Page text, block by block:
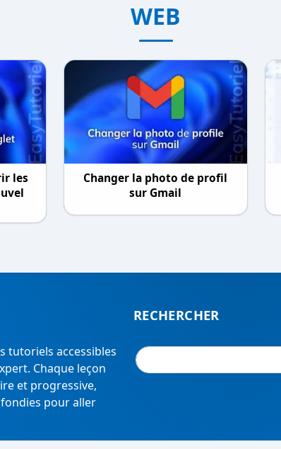
WEB
les
Changer la photo de profil
sur Gmail
tutoriels accessibles
Chaque leçon
et progressive,
pour aller
RECHERCHER